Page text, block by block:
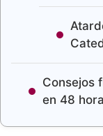
Consejos
en 48